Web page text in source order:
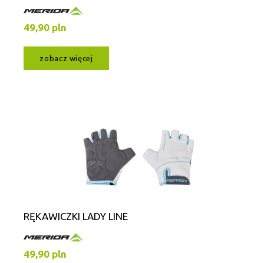
49,90 pln
zobacz więcej
RĘKAWICZKI LADY LINE
49,90 pln